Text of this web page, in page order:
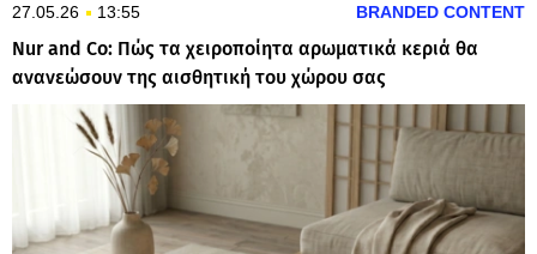
27.05.26 13:55 BRANDED CONTENT
Nur and Co: Πώς τα χειροποίητα αρωματικά κεριά θα
ανανεώσουν της αισθητική του χώρου σας